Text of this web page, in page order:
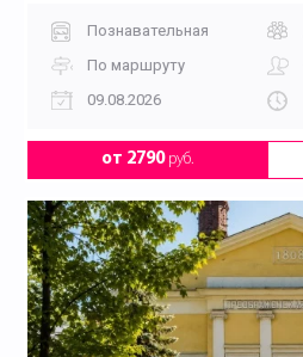
Познавательная
По маршруту
09.08.2026
от 2790руб.